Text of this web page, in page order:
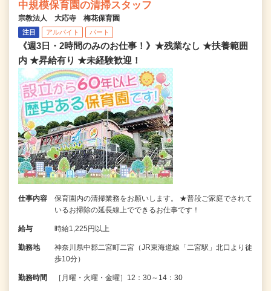
中規模保育園の清掃スタッフ
宗教法人 大応寺 梅花保育園
注目 アルバイト パート
《週3日・2時間のみのお仕事！》★残業なし ★扶養範囲
内 ★昇給有り ★未経験歓迎！
仕事内容
保育園内の清掃業務をお願いします。 ★普段ご家庭でされて
いるお掃除の延長線上でできるお仕事です！
給与 時給1,225円以上
勤務地
神奈川県中郡二宮町二宮（JR東海道線「二宮駅」北口より徒
歩10分）
勤務時間 ［月曜・火曜・金曜］12：30～14：30